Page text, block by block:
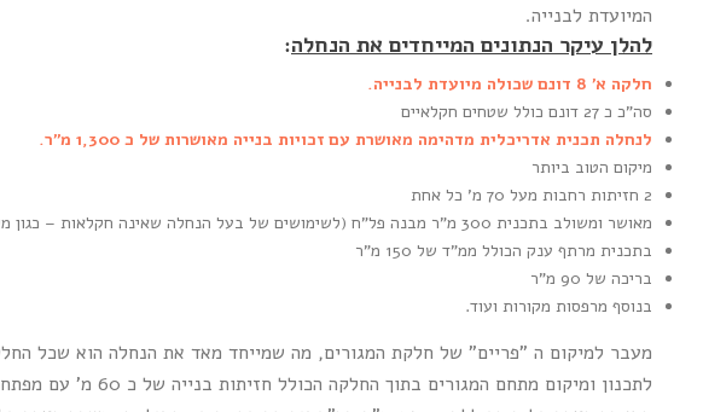
המיועדת לבנייה.
להלן עיקר הנתונים המייחדים את הנחלה:
חלקה א' 8 דונם שכולה מיועדת לבנייה.
סה"כ כ 27 דונם כולל שטחים חקלאיים
לנחלה תכנית אדריכלית מדהימה מאושרת עם זכויות בנייה מאושרות של כ 1,300 מ"ר.
מיקום הטוב ביותר
2 חזיתות רחבות מעל 70 מ' כל אחת
מאושר ומשולב בתכנית 300 מ"ר מבנה פל"ח (לשימושים של בעל הנחלה שאינה חקלאות – כגון משרדים / סטודיו וכו')
בתכנית מרתף ענק הכולל ממ"ד של 150 מ"ר
בריכה של 90 מ"ר
בנוסף מרפסות מקורות ועוד.
לתכנון ומיקום מתחם המגורים בתוך החלקה הכולל חזיתות בנייה של כ 60 מ' עם מפתחים לכיוון הגינה, הבריכה ולנוף תוך יצירת פרטיות מלאה.